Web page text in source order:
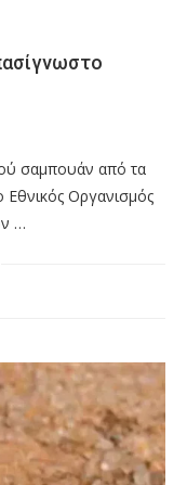
σαμπουάν από τα
Οργανισμός
…